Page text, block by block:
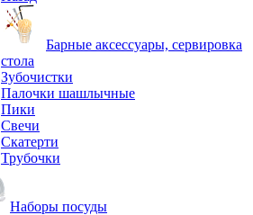
Барные аксессуары, сервировка
стола
Зубочистки
Палочки шашлычные
Пики
Свечи
Скатерти
Трубочки
Наборы посуды